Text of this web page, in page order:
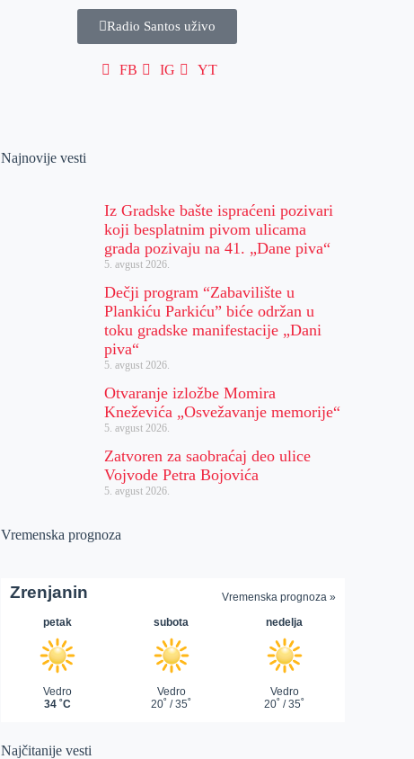
Radio Santos uživo
FB IG YT
Najnovije vesti
Iz Gradske bašte ispraćeni pozivari
koji besplatnim pivom ulicama
grada pozivaju na 41. „Dane piva“
5. avgust 2026.
Dečji program “Zabavilište u
Plankiću Parkiću” biće održan u
toku gradske manifestacije „Dani
piva“
5. avgust 2026.
Otvaranje izložbe Momira
Kneževića „Osvežavanje memorije“
5. avgust 2026.
Zatvoren za saobraćaj deo ulice
Vojvode Petra Bojovića
5. avgust 2026.
Vremenska prognoza
Najčitanije vesti